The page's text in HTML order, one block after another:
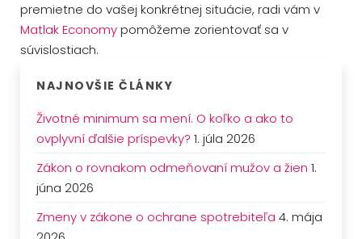
premietne do vašej konkrétnej situácie, radi vám v
Matlak Economypomôžeme zorientovať sa v
súvislostiach.
NAJNOVŠIE ČLÁNKY
Životné minimum sa mení. O koľko a ako to
ovplyvní ďalšie príspevky? 1. júla 2026
Zákon o rovnakom odmeňovaní mužov a žien 1.
júna 2026
Zmeny v zákone o ochrane spotrebiteľa 4. mája